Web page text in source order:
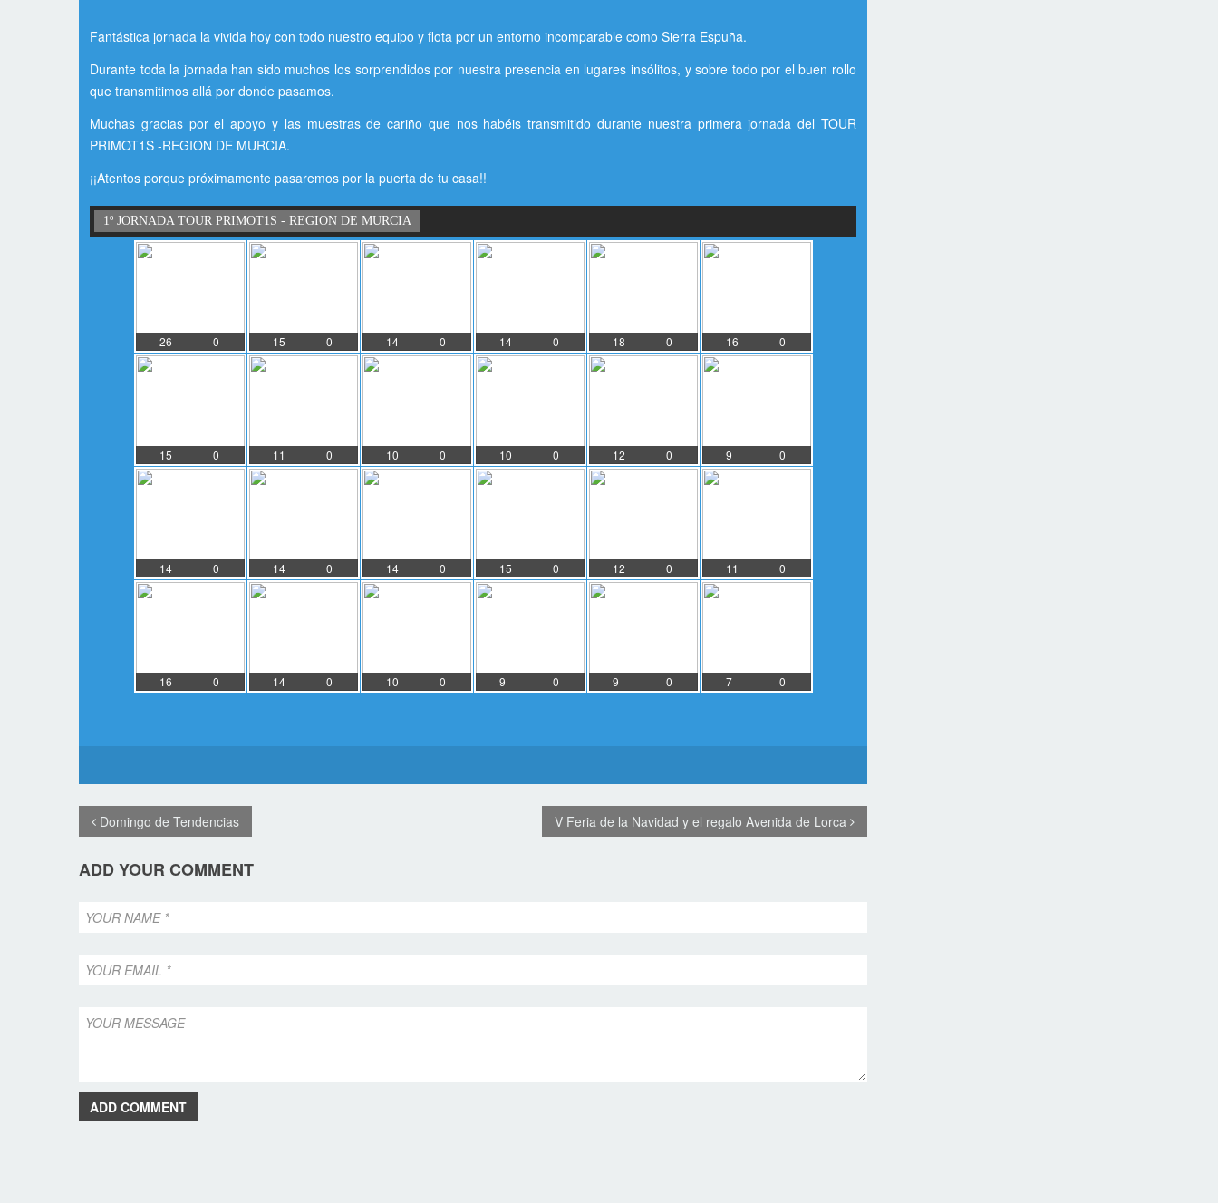
Fantástica jornada la vivida hoy con todo nuestro equipo y flota por un entorno incomparable como Sierra Espuña.
Durante toda la jornada han sido muchos los sorprendidos por nuestra presencia en lugares insólitos, y sobre todo por el buen rollo
que transmitimos allá por donde pasamos.
Muchas gracias por el apoyo y las muestras de cariño que nos habéis transmitido durante nuestra primera jornada del TOUR
PRIMOT1S -REGION DE MURCIA.
¡¡Atentos porque próximamente pasaremos por la puerta de tu casa!!
1º JORNADA TOUR PRIMOT1S - REGION DE MURCIA
26 0 15 0 14 0 14 0 18 0 16 0
15 0 11 0 10 0 10 0 12 0 9 0
14 0 14 0 14 0 15 0 12 0 11 0
16 0 14 0 10 0 9 0 9 0 7 0
Domingo de Tendencias V Feria de la Navidad y el regalo Avenida de Lorca
ADD YOUR COMMENT
ADD COMMENT